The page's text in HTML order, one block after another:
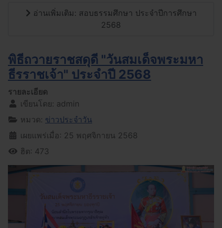
อ่านเพิ่มเติม: สอบธรรมศึกษา ประจำปีการศึกษา
2568
พิธีถวายราชสดุดี "วันสมเด็จพระมหา
ธีรราชเจ้า" ประจำปี 2568
รายละเอียด
เขียนโดย: admin
หมวด: ข่าวประจำวัน
เผยแพร่เมื่อ: 25 พฤศจิกายน 2568
ฮิต: 473